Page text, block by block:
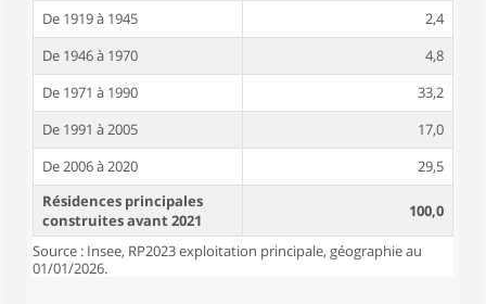
De 1919 à 1945
2,4
De 1946 à 1970
4,8
De 1971 à 1990
33,2
De 1991 à 2005
17,0
De 2006 à 2020
29,5
Résidences principales
construites avant 2021
100,0
Source : Insee, RP2023 exploitation principale, géographie au
01/01/2026.